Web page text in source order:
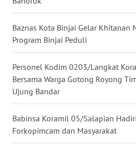
Baznas Kota Binjai Gelar Khitanan
Program Binjai Peduli
Personel Kodim 0203/Langkat
Bersama Warga Gotong Royong
Ujung Bandar
Babinsa Koramil 05/Salapian
Forkopimcam dan Masyarakat
KALTIM
SULSEL
WN
GORONTALO
WN
SULUT